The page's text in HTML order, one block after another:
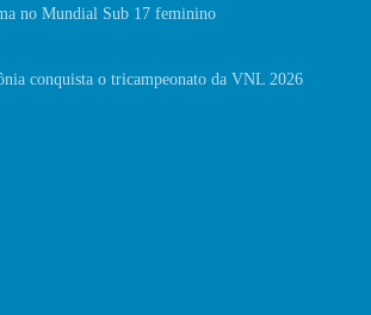
no Mundial Sub 17 feminino
conquista o tricampeonato da VNL 2026